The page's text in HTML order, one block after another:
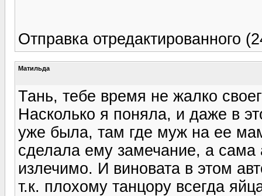
Отправка отредактированного
Матильда
Тань, тебе время не жалко
Насколько я поняла, и даже в
уже была, там где муж на ее
сделала ему замечание, а
излечимо. И виновата в этом
т.к. плохому танцору всегда